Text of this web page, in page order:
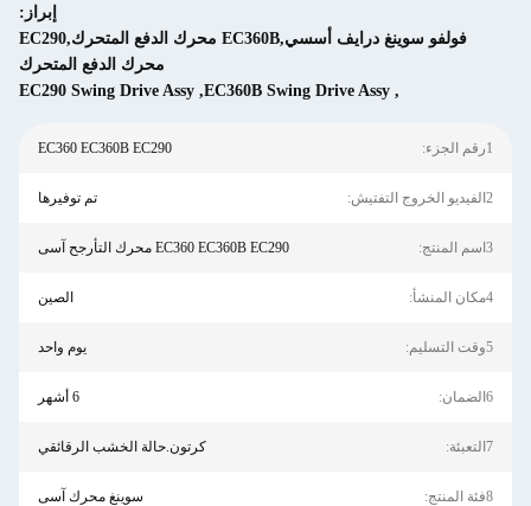
إبراز:
فولفو سوينغ درايف أسسي,EC360B محرك الدفع المتحرك,EC290
محرك الدفع المتحرك
EC360B Swing Drive Assy
,
EC290 Swing Drive Assy
EC360 EC360B EC290
تم توفيرها
EC360 EC360B EC290 محرك التأرجح آسى
الصين
يوم واحد
كرتون.حالة الخشب الرقائقي
سوينغ محرك آسى